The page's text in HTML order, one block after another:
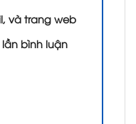
và trang web
bình luận